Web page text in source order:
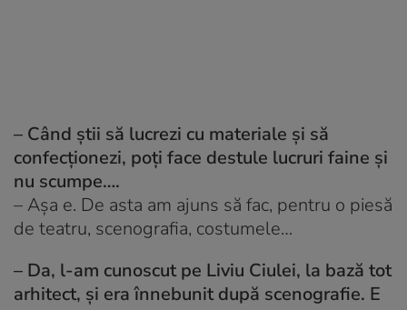
– Când știi să lucrezi cu materiale și să
confecționezi, poți face destule lucruri faine și
nu scumpe….
–Așa e. De asta am ajuns să fac, pentru o piesă
de teatru, scenografia, costumele…
– Da, l-am cunoscut pe Liviu Ciulei, la bază tot
arhitect, și era înnebunit după scenografie. E